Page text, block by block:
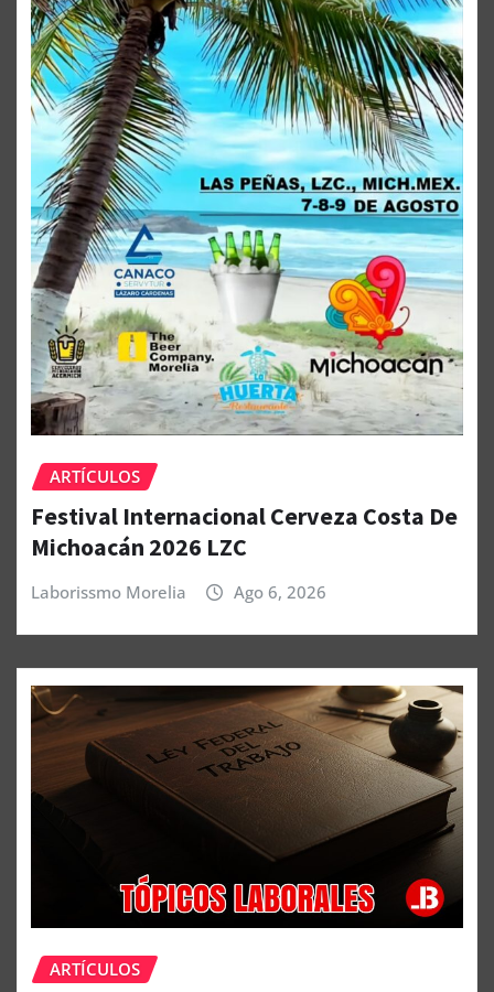
ARTÍCULOS
Festival Internacional Cerveza Costa De
Michoacán 2026 LZC
Laborissmo Morelia Ago 6, 2026
ARTÍCULOS